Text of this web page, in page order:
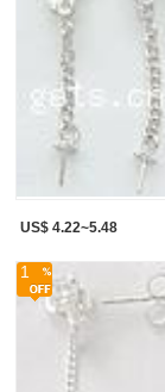
US$ 4.22~5.48
1